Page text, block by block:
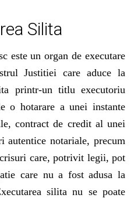
Silita
este un organ de executare
Justitiei care aduce la
printr-un titlu executoriu
o hotarare a unei instante
contract de credit al unei
notariale, precum
care, potrivit legii, pot
care nu a fost adusa la
silita nu se poate